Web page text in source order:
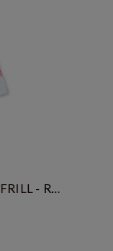
Konges Slojd - Body niemowlęce SUI FRILL - ROSIA BLUE BOW